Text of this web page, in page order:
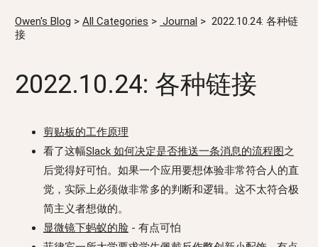
Owen's Blog > All Categories > Journal > 2022.10.24: 各种链
接
2022.10.24: 各种链接
剪贴板的工作原理
看了这幅Slack 如何决定是否推送一条消息的流程图之
后觉得好可怕。如果一个应用要想体验非常符合人的直
觉，实际上必须做非常多的判断和逻辑。这不太符合极
简主义者想做的。
显微镜下蚂蚁的脸 - 有点可怕